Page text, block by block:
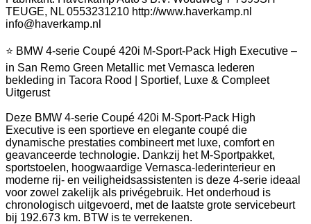
TEUGE, NL 0553231210 http://www.haverkamp.nl
info@haverkamp.nl
⭐ BMW 4-serie Coupé 420i M-Sport-Pack High Executive –
in San Remo Green Metallic met Vernasca lederen
bekleding in Tacora Rood | Sportief, Luxe & Compleet
Uitgerust
Deze BMW 4-serie Coupé 420i M-Sport-Pack High
Executive is een sportieve en elegante coupé die
dynamische prestaties combineert met luxe, comfort en
geavanceerde technologie. Dankzij het M-Sportpakket,
sportstoelen, hoogwaardige Vernasca-lederinterieur en
moderne rij- en veiligheidsassistenten is deze 4-serie ideaal
voor zowel zakelijk als privégebruik. Het onderhoud is
chronologisch uitgevoerd, met de laatste grote servicebeurt
bij 192.673 km. BTW is te verrekenen.